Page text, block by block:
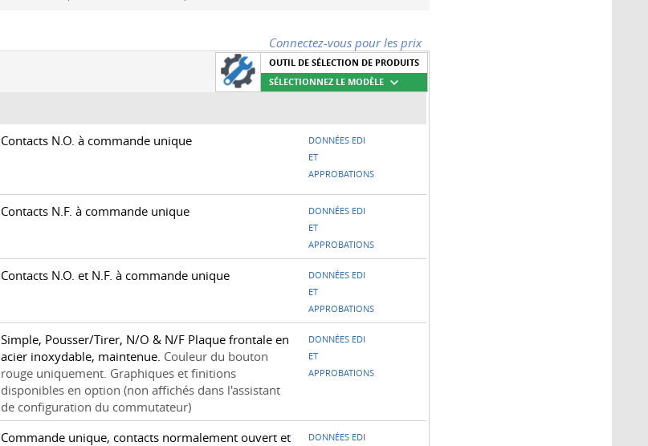
Connectez-vous pour les prix
OUTIL DE SÉLECTION DE PRODUITS
SÉLECTIONNEZ LE MODÈLE
Contacts N.O. à commande unique
DONNÉES EDI
ET
APPROBATIONS
Contacts N.F. à commande unique
DONNÉES EDI
ET
APPROBATIONS
Contacts N.O. et N.F. à commande unique
DONNÉES EDI
ET
APPROBATIONS
Simple, Pousser/Tirer, N/O & N/F Plaque frontale en
acier inoxydable, maintenue. Couleur du bouton
rouge uniquement. Graphiques et finitions
disponibles en option (non affichés dans l'assistant
de configuration du commutateur)
DONNÉES EDI
ET
APPROBATIONS
Commande unique, contacts normalement ouvert et
DONNÉES EDI